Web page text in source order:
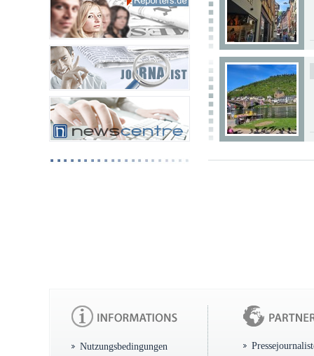
Nutzungsbedingungen